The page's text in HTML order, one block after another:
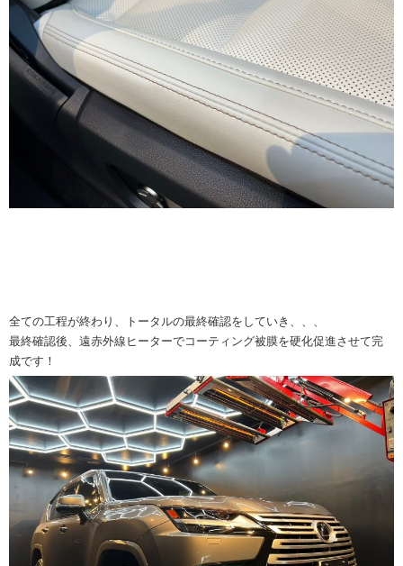
全ての工程が終わり、トータルの最終確認をしていき、、、
最終確認後、遠赤外線ヒーターでコーティング被膜を硬化促進させて完
成です！